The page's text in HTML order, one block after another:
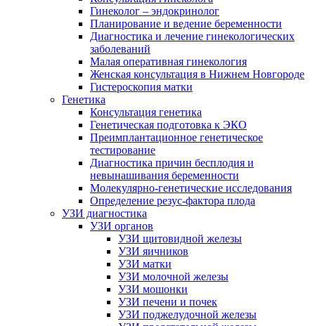
Гинеколог – эндокринолог
Планирование и ведение беременности
Диагностика и лечение гинекологических
заболеваний
Малая оперативная гинекология
Женская консультация в Нижнем Новгороде
Гистероскопия матки
Генетика
Консультация генетика
Генетическая подготовка к ЭКО
Преимплантационное генетическое
тестирование
Диагностика причин бесплодия и
невынашивания беременности
Молекулярно-генетические исследования
Определение резус-фактора плода
УЗИ диагностика
УЗИ органов
УЗИ щитовидной железы
УЗИ яичников
УЗИ матки
УЗИ молочной железы
УЗИ мошонки
УЗИ печени и почек
УЗИ поджелудочной железы